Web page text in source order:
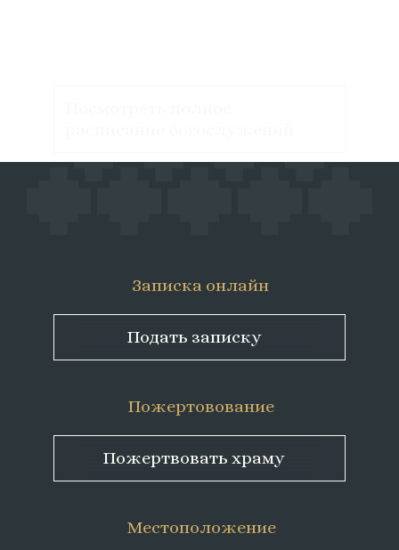
Пожертвовать храму
Подать записку
Местоположение
Пожертовование
Записка онлайн